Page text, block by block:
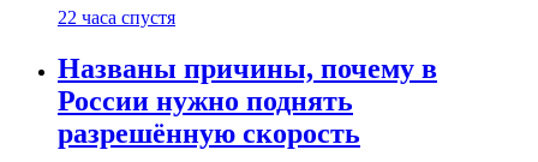
22 часа спустя
Названы причины, почему в
России нужно поднять
разрешённую скорость